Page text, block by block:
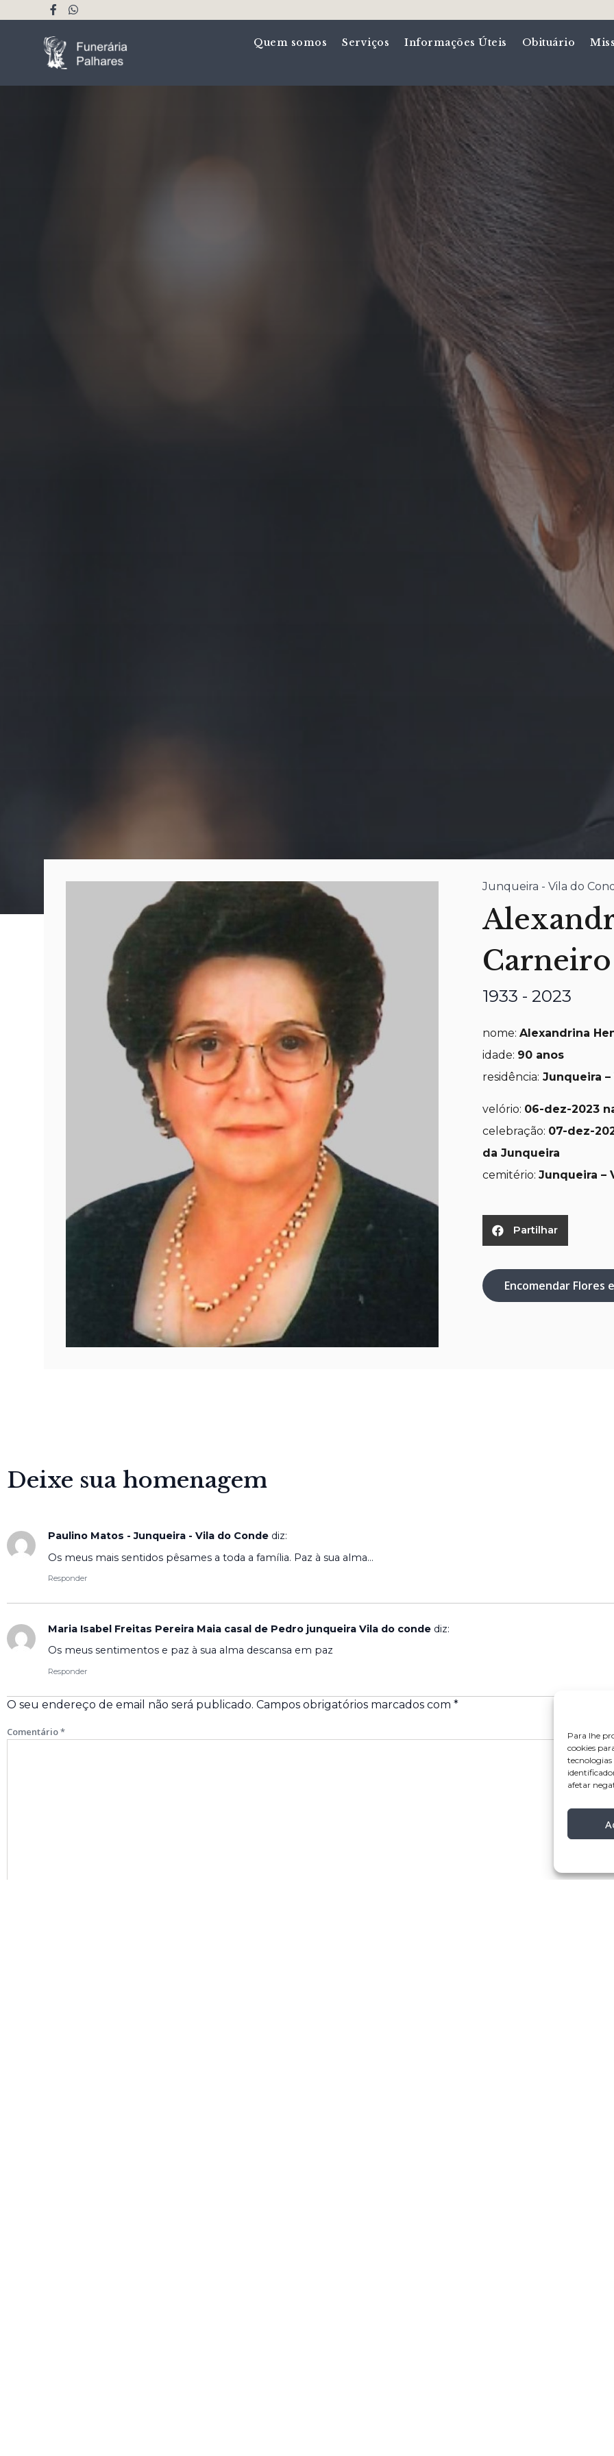
Para lhe
cookies
afetar
Quem somos Serviços Informações Úteis Obituário
Junqueira - Vila do
Carneiro
1933 - 2023
nome: Alexandrina
idade: 90 anos
residência: Junqueira
velório: 06-dez-2023
celebração: 07-dez-
da Junqueira
cemitério: Junqueira –
Partilhar
Encomendar Flores
Deixe sua homenagem
Paulino Matos - Junqueira - Vila do Conde diz:
Os meus mais sentidos pêsames a toda a família. Paz à sua alma…
Responder
Maria Isabel Freitas Pereira Maia casal de Pedro junqueira Vila do conde diz:
Os meus sentimentos e paz à sua alma descansa em paz
Responder
O seu endereço de email não será publicado. Campos obrigatórios marcados com *
Comentário*